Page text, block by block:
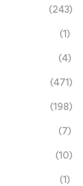
(243)
(1)
(4)
(471)
(198)
(7)
(10)
(1)